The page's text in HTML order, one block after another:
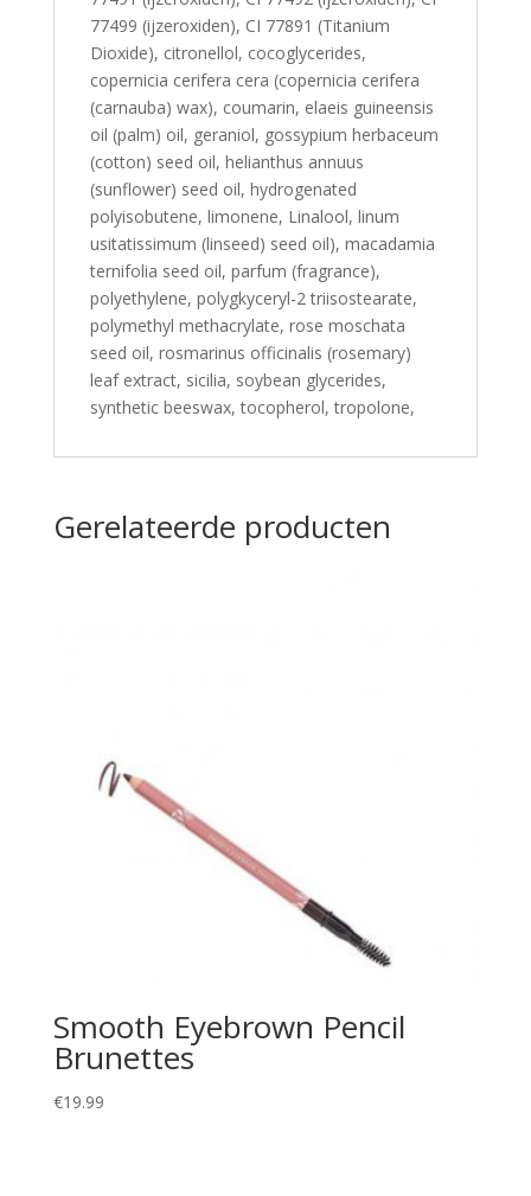
77499 (ijzeroxiden), CI 77891 (Titanium
Dioxide), citronellol, cocoglycerides,
copernicia cerifera cera (copernicia cerifera
(carnauba) wax), coumarin, elaeis guineensis
oil (palm) oil, geraniol, gossypium herbaceum
(cotton) seed oil, helianthus annuus
(sunflower) seed oil, hydrogenated
polyisobutene, limonene, Linalool, linum
usitatissimum (linseed) seed oil), macadamia
ternifolia seed oil, parfum (fragrance),
polyethylene, polygkyceryl-2 triisostearate,
polymethyl methacrylate, rose moschata
seed oil, rosmarinus officinalis (rosemary)
leaf extract, sicilia, soybean glycerides,
synthetic beeswax, tocopherol, tropolone,
Gerelateerde producten
Smooth Eyebrown Pencil
Brunettes
€19.99